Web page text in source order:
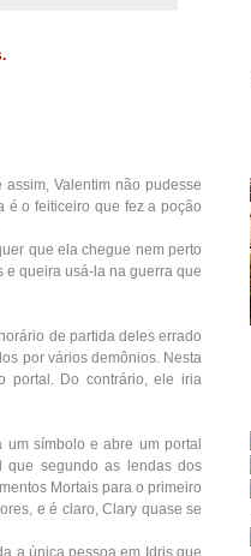
Valentim não pudesse
é o feiticeiro que fez a poção
que ela chegue nem perto
e queira usá-la na guerra que
de partida deles errado
por vários demônios. Nesta
portal. Do contrário, ele iria
símbolo e abre um portal
segundo as lendas dos
Mortais para o primeiro
e é claro, Clary quase se
a única pessoa em Idris que